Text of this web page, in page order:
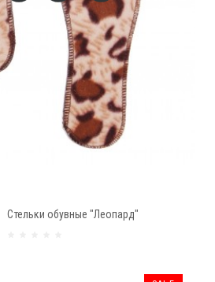
Стельки обувные "Леопард"